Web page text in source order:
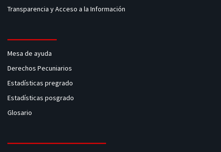
Transparencia y Acceso a la Información
Mesa de ayuda
Derechos Pecuniarios
Estadísticas pregrado
Estadísticas posgrado
Glosario